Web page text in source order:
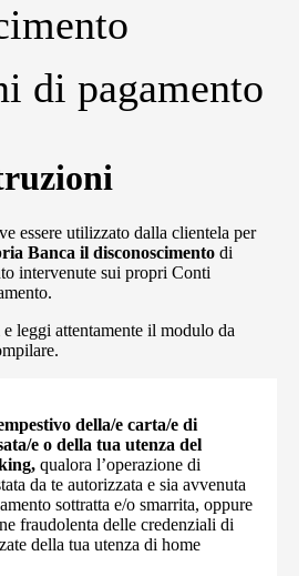
di pagamento
essere utilizzato dalla clientela per
Banca il disconoscimento di
intervenute sui propri Conti
leggi attentamente il modulo da
della/e carta/e di
e o della tua utenza del
qualora l’operazione di
da te autorizzata e sia avvenuta
sottratta e/o smarrita, oppure
fraudolenta delle credenziali di
della tua utenza di home